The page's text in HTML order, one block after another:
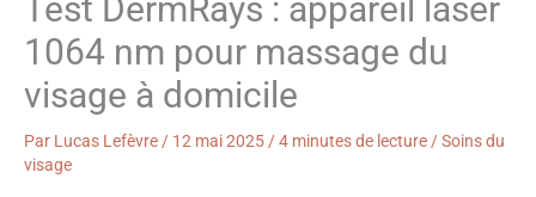
Test DermRays : appareil laser
1064 nm pour massage du
visage à domicile
Par Lucas Lefèvre / 12 mai 2025 /4 minutes de lecture /Soins du
visage